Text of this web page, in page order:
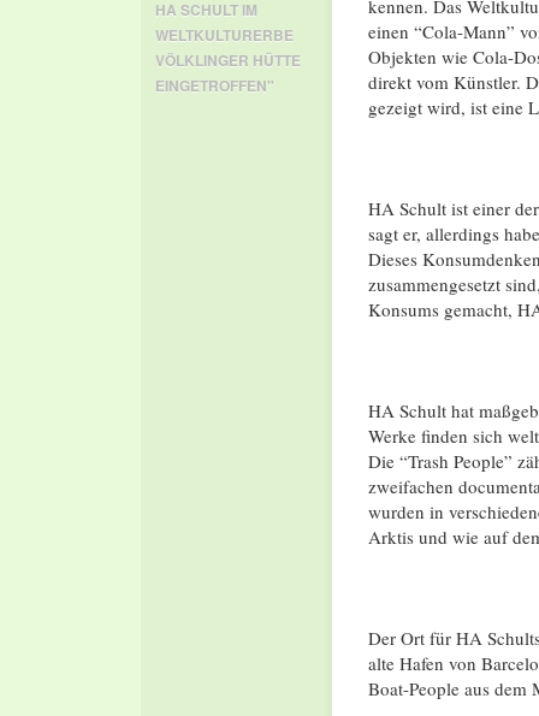
kennen. Das
einen “Cola-Mann”
Objekten wie Cola-
direkt vom Künstler.
gezeigt wird, ist eine
HA Schult ist einer
sagt er, allerdings
Dieses
zusammengesetzt
Konsums gemacht,
HA Schult hat
Werke finden sich
Die “Trash People”
zweifachen
wurden in
Arktis und wie auf
Der Ort für HA
alte Hafen von
Boat-People aus dem
HA SCHULT IM
WELTKULTURERBE
VÖLKLINGER HÜTTE
EINGETROFFEN"